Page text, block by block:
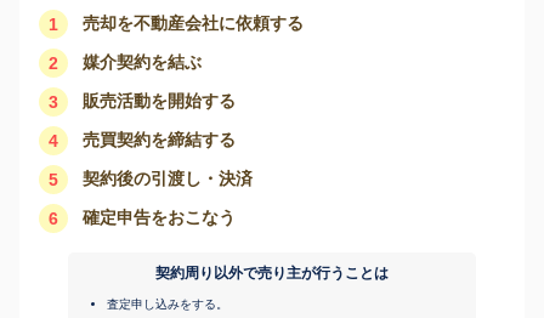
1 売却を不動産会社に依頼する
2 媒介契約を結ぶ
3 販売活動を開始する
4 売買契約を締結する
5 契約後の引渡し・決済
6 確定申告をおこなう
契約周り以外で売り主が行うことは
査定申し込みをする。